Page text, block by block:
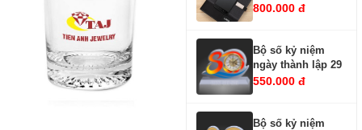
800.000 đ
Bộ số kỷ niệm
ngày thành lập 29
550.000 đ
Bộ số kỷ niệm